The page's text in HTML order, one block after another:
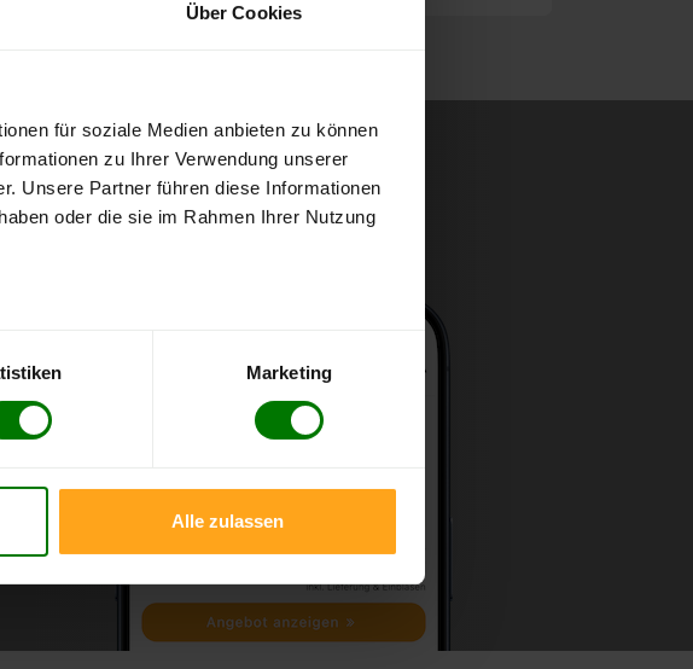
Über Cookies
für soziale Medien anbieten zu können
zu Ihrer Verwendung unserer
Unsere Partner führen diese Informationen
oder die sie im Rahmen Ihrer Nutzung
Marketing
Alle zulassen